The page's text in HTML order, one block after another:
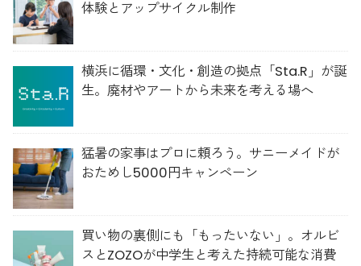
体験とアップサイクル制作
横浜に循環・文化・創造の拠点「Sta.R」が誕
生。廃材やアートから未来を考える場へ
猛暑の家事はプロに頼ろう。サニーメイドが
おためし5000円キャンペーン
買い物の裏側にも「もったいない」。オルビ
スとZOZOが中学生と考えた持続可能な消費